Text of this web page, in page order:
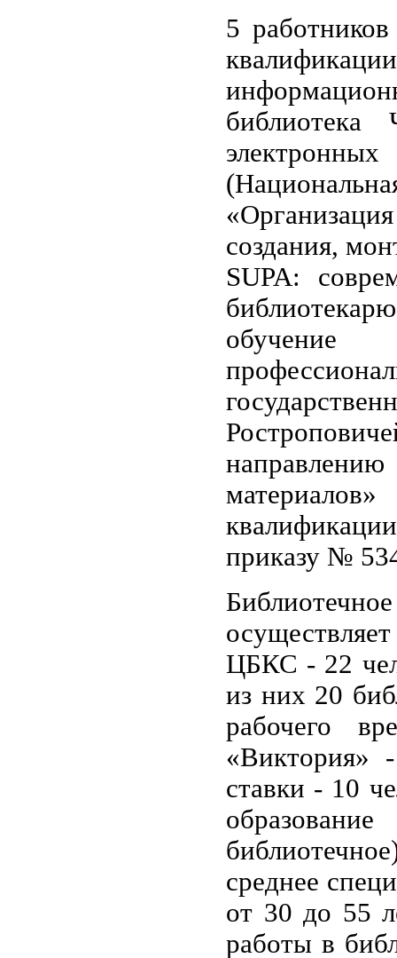
5
библиотека
создания,
SUPA:
обучение
приказу №
ЦБКС - 22
из них 20
рабочего
«Виктория»
ставки - 10
среднее
от 30 до 55
работы в